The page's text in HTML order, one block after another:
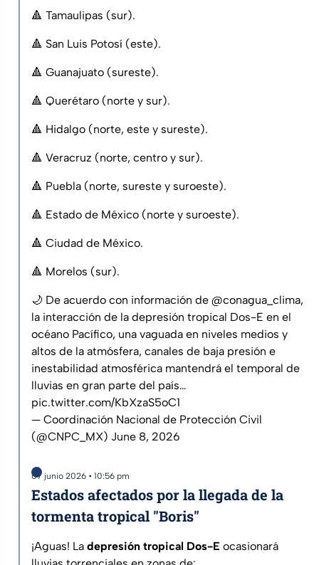
🔺 Tamaulipas (sur).
🔺 San Luis Potosí (este).
🔺 Guanajuato (sureste).
🔺 Querétaro (norte y sur).
🔺 Hidalgo (norte, este y sureste).
🔺 Veracruz (norte, centro y sur).
🔺 Puebla (norte, sureste y suroeste).
🔺 Estado de México (norte y suroeste).
🔺 Ciudad de México.
🔺 Morelos (sur).
🌙 De acuerdo con información de @conagua_clima,
la interacción de la depresión tropical Dos-E en el
océano Pacífico, una vaguada en niveles medios y
altos de la atmósfera, canales de baja presión e
inestabilidad atmosférica mantendrá el temporal de
lluvias en gran parte del país…
pic.twitter.com/KbXzaS5oC1
— Coordinación Nacional de Protección Civil
(@CNPC_MX) June 8, 2026
07 junio 2026 • 10:56 pm
Estados afectados por la llegada de la
tormenta tropical "Boris"
¡Aguas! La depresión tropical Dos-E ocasionará